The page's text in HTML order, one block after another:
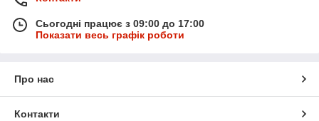
Сьогодні працює з 09:00 до 17:00
Показати весь графік роботи
Про нас
Контакти